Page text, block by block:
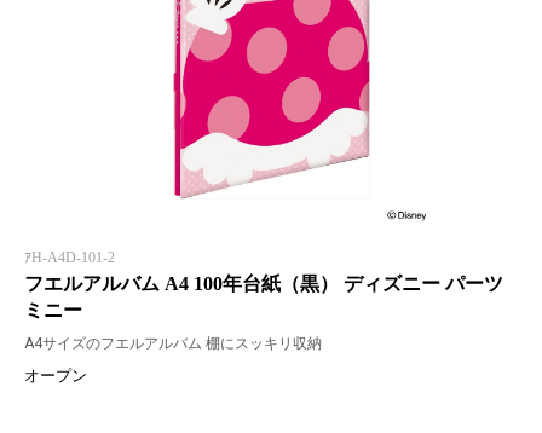
ｱH-A4D-101-2
フエルアルバム A4 100年台紙（黒） ディズニー パーツ
ミニー
A4サイズのフエルアルバム 棚にスッキリ収納
オープン